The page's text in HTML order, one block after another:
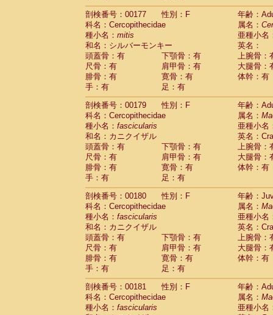
剖検番号：00177
性別：F
年齢：
科名：Cercopithecidae
属名：
種小名： mitis
亜種小名
和名：シルバーモンキー
英名：
頭蓋骨：有
下顎骨：有
上腕骨：
尺骨：有
肩甲骨：有
大腿骨：
腓骨：有
寛骨：有
体幹：有
手：有
足：有
剖検番号：00179
性別：F
年齢：
科名：Cercopithecidae
属名：
種小名： fascicularis
亜種小名
和名：カニクイザル
英名：
頭蓋骨：有
下顎骨：有
上腕骨：
尺骨：有
肩甲骨：有
大腿骨：
腓骨：有
寛骨：有
体幹：有
手：有
足：有
剖検番号：00180
性別：F
年齢：
科名：Cercopithecidae
属名：
種小名： fascicularis
亜種小名
和名：カニクイザル
英名：
頭蓋骨：有
下顎骨：有
上腕骨：
尺骨：有
肩甲骨：有
大腿骨：
腓骨：有
寛骨：有
体幹：有
手：有
足：有
剖検番号：00181
性別：F
年齢：
科名：Cercopithecidae
属名：
種小名： fascicularis
亜種小名